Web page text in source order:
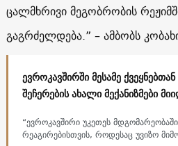
ცალმხრივი მეგობრობის
გაგრძელდება.” – ამბობს
ევროკავშირში მესამე
შეჩერების ახალი მექანიზმები
“ევროკავშირი უკეთეს მდგომარეობაში
რეაგირებისთვის, როდესაც უვიზო